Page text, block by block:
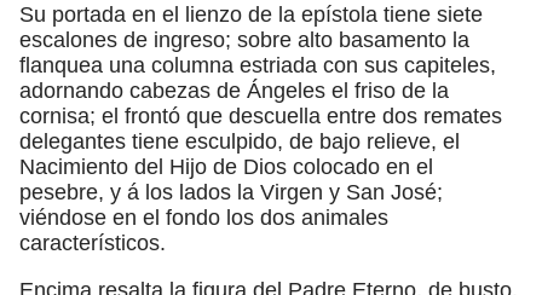
Su portada en el lienzo de la epístola tiene siete
escalones de ingreso; sobre alto basamento la
flanquea una columna estriada con sus capiteles,
adornando cabezas de Ángeles el friso de la
cornisa; el frontó que descuella entre dos remates
delegantes tiene esculpido, de bajo relieve, el
Nacimiento del Hijo de Dios colocado en el
pesebre, y á los lados la Virgen y San José;
viéndose en el fondo los dos animales
característicos.
Encima resalta la figura del Padre Eterno, de busto,